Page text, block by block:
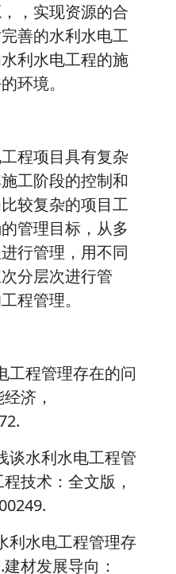
，实现资源的合
善的水利水电工
利水电工程的施
环境。
程项目具有复杂
工阶段的控制和
较复杂的项目工
管理目标，从多
行管理，用不同
分层次进行管
程管理。
工程管理存在的问
济，
谈水利水电工程管
技术：全文版，
利水电工程管理存
材发展导向：